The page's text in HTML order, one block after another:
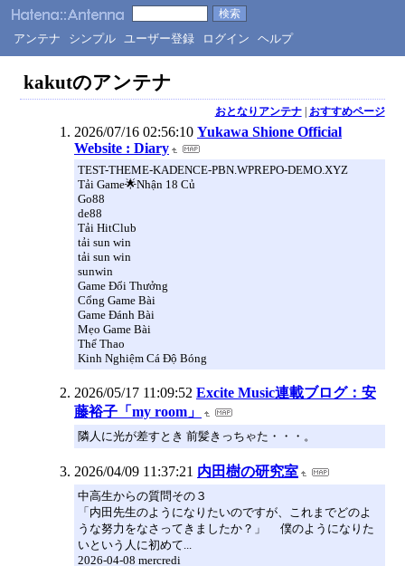
アンテナ シンプル ユーザー登録 ログイン ヘルプ
kakutのアンテナ
おとなりアンテナ| おすすめページ
2026/07/16 02:56:10 Yukawa Shione Official
Website : Diary
TEST-THEME-KADENCE-PBN.WPREPO-DEMO.XYZ
Tải Game🌟Nhận 18 Củ
Go88
de88
Tải HitClub
tải sun win
tải sun win
sunwin
Game Đổi Thưởng
Cổng Game Bài
Game Đánh Bài
Mẹo Game Bài
Thể Thao
Kinh Nghiệm Cá Độ Bóng
2026/05/17 11:09:52 Excite Music連載ブログ：安
藤裕子「my room」
隣人に光が差すとき 前髪きっちゃた・・・。
2026/04/09 11:37:21 内田樹の研究室
中高生からの質問その３
「内田先生のようになりたいのですが、これまでどのよ
うな努力をなさってきましたか？」 僕のようになりた
いという人に初めて...
2026-04-08 mercredi